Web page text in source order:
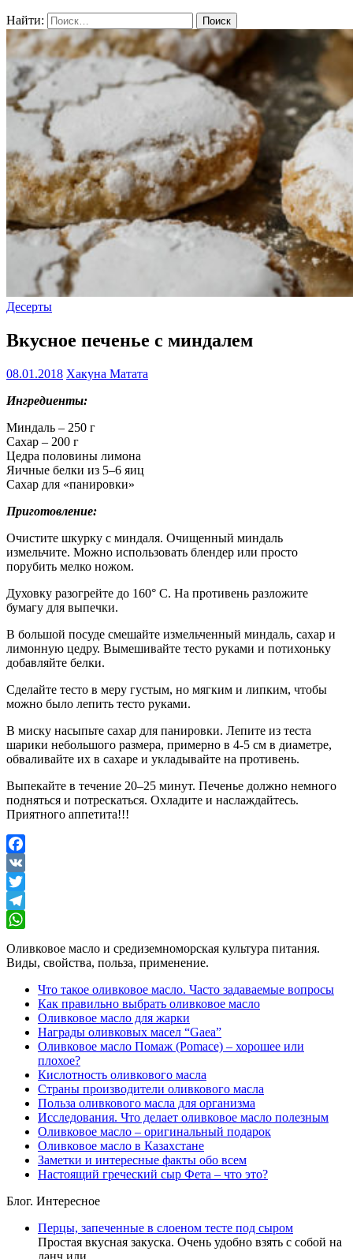
Найти:
Десерты
Вкусное печенье с миндалем
08.01.2018 Хакуна Матата
Ингредиенты:
Миндаль – 250 г
Сахар – 200 г
Цедра половины лимона
Яичные белки из 5–6 яиц
Сахар для «панировки»
Приготовление:
Очистите шкурку с миндаля. Очищенный миндаль
измельчите. Можно использовать блендер или просто
порубить мелко ножом.
Духовку разогрейте до 160° C. На противень разложите
бумагу для выпечки.
В большой посуде смешайте измельченный миндаль, сахар и
лимонную цедру. Вымешивайте тесто руками и потихоньку
добавляйте белки.
Сделайте тесто в меру густым, но мягким и липким, чтобы
можно было лепить тесто руками.
В миску насыпьте сахар для панировки. Лепите из теста
шарики небольшого размера, примерно в 4-5 см в диаметре,
обваливайте их в сахаре и укладывайте на противень.
Выпекайте в течение 20–25 минут. Печенье должно немного
подняться и потрескаться. Охладите и наслаждайтесь.
Приятного аппетита!!!
Facebook
VK
Twitter
Telegram
Оливковое масло и средиземноморская культура питания.
Виды, свойства, польза, применение.
Что такое оливковое масло. Часто задаваемые вопросы
Как правильно выбрать оливковое масло
Оливковое масло для жарки
Награды оливковых масел “Gaea”
Оливковое масло Помаж (Pomace) – хорошее или
плохое?
Кислотность оливкового масла
Страны производители оливкового масла
Польза оливкового масла для организма
Исследования. Что делает оливковое масло полезным
Оливковое масло – оригинальный подарок
Оливковое масло в Казахстане
Заметки и интересные факты обо всем
Настоящий греческий сыр Фета – что это?
Блог. Интересное
Перцы, запеченные в слоеном тесте под сыром
Простая вкусная закуска. Очень удобно взять с собой на
ланч или …